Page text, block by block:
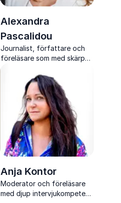
Alexandra
Pascalidou
Journalist, författare och
föreläsare som med skärpa,
engagerar publiken i
samhällsfrågor som berör.
Anja Kontor
Moderator och föreläsare
med djup intervjukompetens